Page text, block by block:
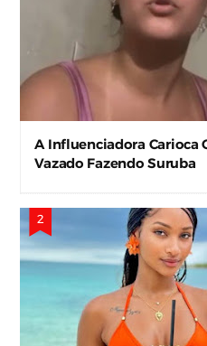
A Influenciadora Carioca
Vazado Fazendo Suruba